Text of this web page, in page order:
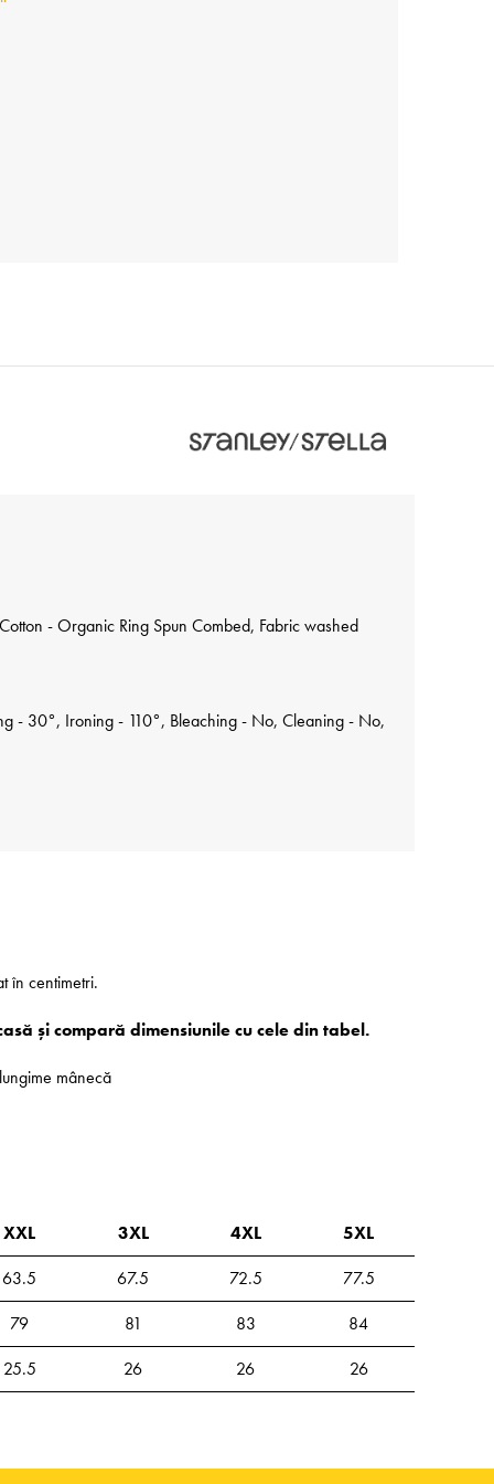
- Organic Ring Spun Combed, Fabric washed
- 30°, Ironing - 110°, Bleaching - No, Cleaning - No,
în centimetri.
și compară dimensiunile cu cele din tabel.
mânecă
XXL 3XL 4XL
5XL
63.5 67.5 72.5
77.5
79 81 83
84
25.5 26 26 26